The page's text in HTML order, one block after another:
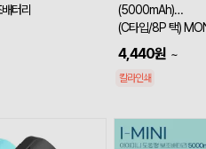
터리
(5000mAh)
(C타입/8P 택)
P,8P
4,440원 ~
칼라인쇄